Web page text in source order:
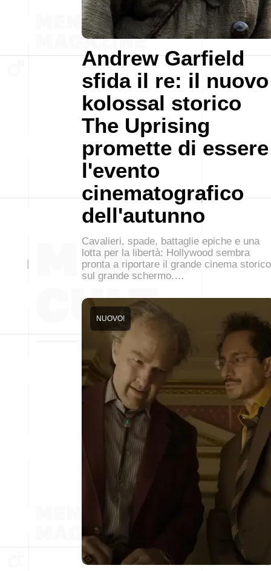
Andrew Garfield
sfida il re: il nuovo
kolossal storico
The Uprising
promette di essere
l'evento
cinematografico
dell'autunno
Cavalieri, spade, battaglie epiche e una
lotta per la libertà: Hollywood sembra
pronta a riportare il grande cinema storico
sul grande schermo.…
NUOVO!